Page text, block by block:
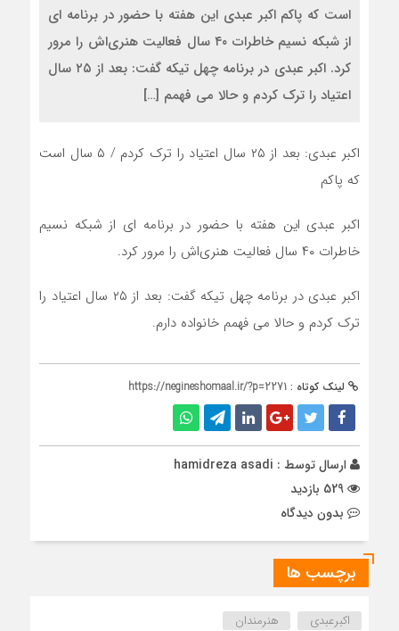
است که پاکم اکبر عبدی این هفته با حضور در برنامه ای
از شبکه نسیم خاطرات ۴۰ سال فعالیت هنری‌اش را مرور
کرد. اکبر عبدی در برنامه چهل تیکه گفت: بعد از ۲۵ سال
اعتیاد را ترک کردم و حالا می فهمم […]
اکبر عبدی: بعد از ۲۵ سال اعتیاد را ترک کردم / ۵ سال است
که پاکم
اکبر عبدی این هفته با حضور در برنامه ای از شبکه نسیم
خاطرات ۴۰ سال فعالیت هنری‌اش را مرور کرد.
اکبر عبدی در برنامه چهل تیکه گفت: بعد از ۲۵ سال اعتیاد را
ترک کردم و حالا می فهمم خانواده دارم.
لینک کوتاه : https://negineshomaal.ir/?p=2271
ارسال توسط : hamidreza asadi
بدون دیدگاه
برچسب ها
اکبرعبدی هنرمندان